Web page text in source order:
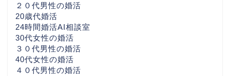
２０代男性の婚活
20歳代婚活
24時間婚活AI相談室
30代女性の婚活
３０代男性の婚活
40代女性の婚活
４０代男性の婚活